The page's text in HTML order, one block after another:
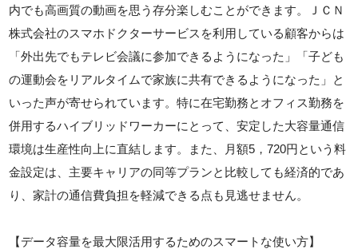
内でも高画質の動画を思う存分楽しむことができます。ＪＣＮ
株式会社のスマホドクターサービスを利用している顧客からは
「外出先でもテレビ会議に参加できるようになった」「子ども
の運動会をリアルタイムで家族に共有できるようになった」と
いった声が寄せられています。特に在宅勤務とオフィス勤務を
併用するハイブリッドワーカーにとって、安定した大容量通信
環境は生産性向上に直結します。また、月額5，720円という料
金設定は、主要キャリアの同等プランと比較しても経済的であ
り、家計の通信費負担を軽減できる点も見逃せません。
【データ容量を最大限活用するためのスマートな使い方】